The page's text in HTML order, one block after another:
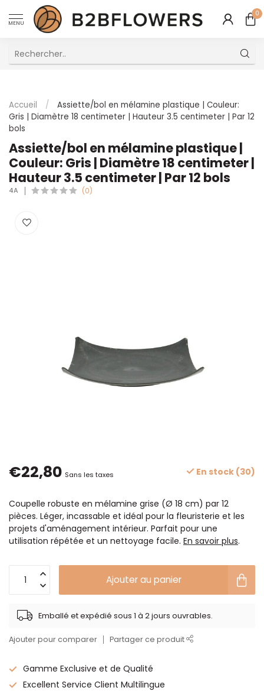
MENU
0
Accueil /
Assiette/bol en mélamine plastique | Couleur:
Gris | Diamètre 18 centimeter | Hauteur 3.5 centimeter | Par 12
bols
Assiette/bol en mélamine plastique |
Couleur: Gris | Diamètre 18 centimeter |
Hauteur 3.5 centimeter | Par 12 bols
4A (0)
€22,80 Sans les taxes En stock (30)
Coupelle robuste en mélamine grise (Ø 18 cm) par 12
pièces. Léger, incassable et idéal pour la fleuristerie et les
projets d'aménagement intérieur. Parfait pour une
utilisation répétée et un nettoyage facile. En savoir plus.
Ajouter au panier
Emballé et expédié sous 1 à 2 jours ouvrables.
Ajouter pour comparer Partager ce produit
Gamme Exclusive et de Qualité
Excellent Service Client Multilingue